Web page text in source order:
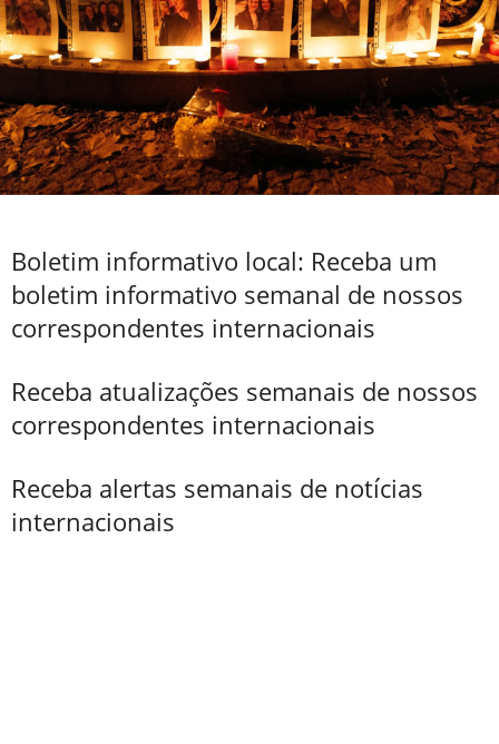
Boletim informativo local: Receba um
boletim informativo semanal de nossos
correspondentes internacionais
Receba atualizações semanais de nossos
correspondentes internacionais
Receba alertas semanais de notícias
internacionais